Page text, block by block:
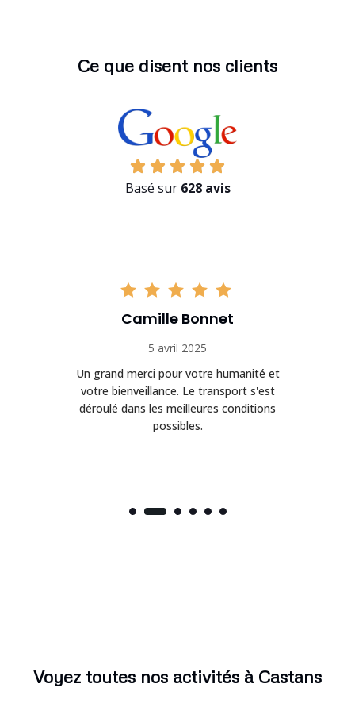
Ce que disent nos clients
Basé sur 628 avis
Camille Bonnet
5 avril 2025
Un grand merci pour votre humanité et
votre bienveillance. Le transport s'est
déroulé dans les meilleures conditions
possibles.
Voyez toutes nos activités à Castans